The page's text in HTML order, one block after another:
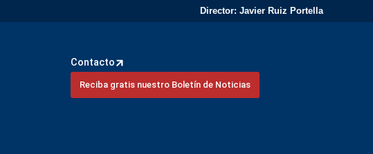
Director: Javier Ruiz Portella
Contacto
Reciba gratis nuestro Boletín de Noticias